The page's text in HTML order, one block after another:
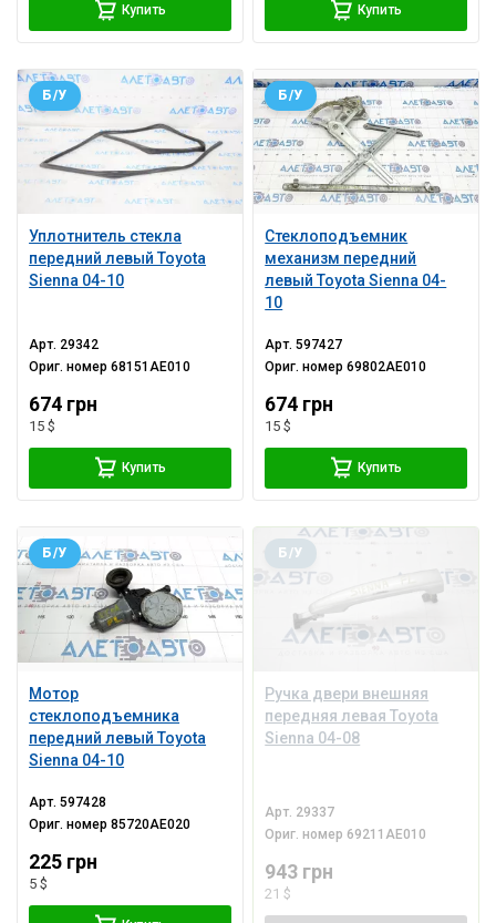
Купить Купить
Уплотнитель стекла
передний левый Toyota
Sienna 04-10
Б/У
Арт. 29342
Ориг. номер68151AE010
674 грн
15 $
Купить
Стеклоподъемник
механизм передний
левый Toyota Sienna 04-
10
Б/У
Арт.597427
Ориг. номер69802AE010
674 грн
15 $
Купить
Мотор
стеклоподъемника
передний левый Toyota
Sienna 04-10
Б/У
Арт.597428
Ориг. номер85720AE020
225 грн
5 $
Ручка двери внешняя
передняя левая Toyota
Sienna 04-08
Б/У
Арт. 29337
Ориг. номер 69211AE010
943 грн
21 $